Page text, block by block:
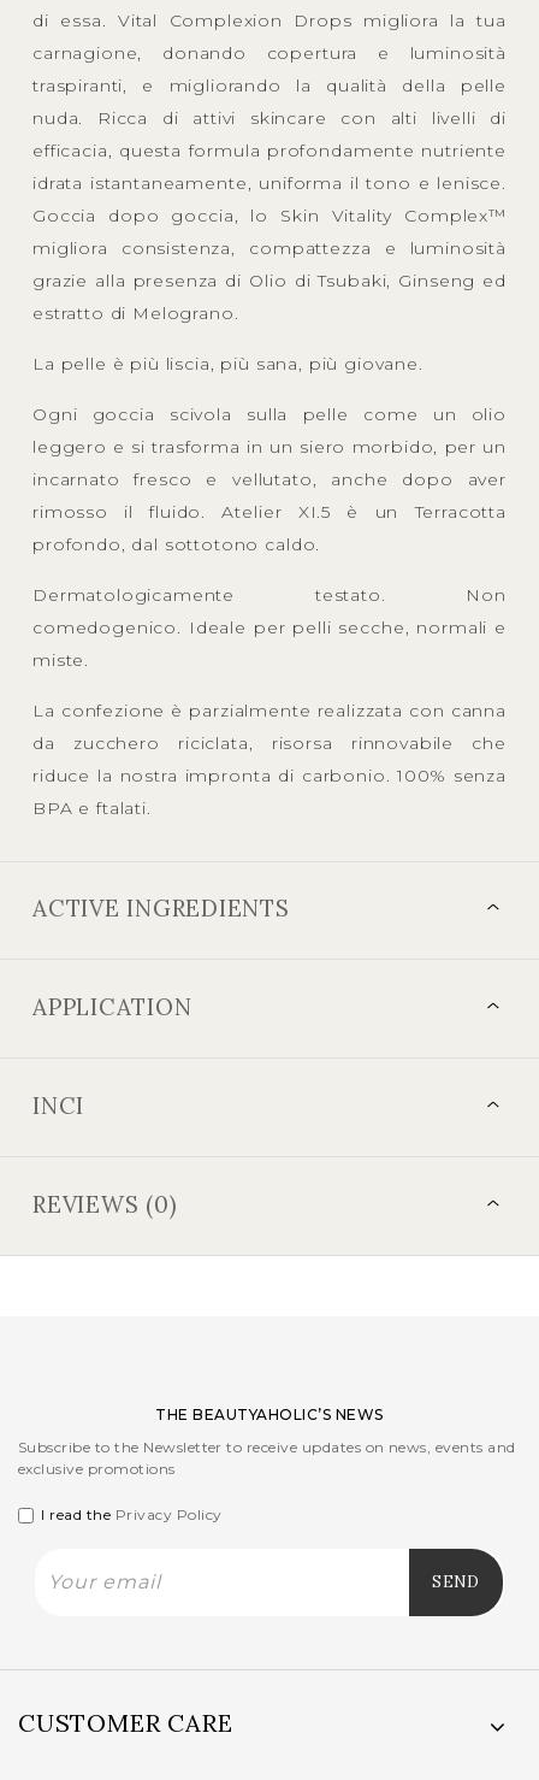
di essa. Vital Complexion Drops migliora la tua
carnagione, donando copertura e luminosità
traspiranti, e migliorando la qualità della pelle
nuda. Ricca di attivi skincare con alti livelli di
efficacia, questa formula profondamente nutriente
idrata istantaneamente, uniforma il tono e lenisce.
Goccia dopo goccia, lo Skin Vitality Complex™
migliora consistenza, compattezza e luminosità
grazie alla presenza di Olio di Tsubaki, Ginseng ed
estratto di Melograno.
La pelle è più liscia, più sana, più giovane.
Ogni goccia scivola sulla pelle come un olio
leggero e si trasforma in un siero morbido, per un
incarnato fresco e vellutato, anche dopo aver
rimosso il fluido. Atelier XI.5 è un Terracotta
profondo, dal sottotono caldo.
Dermatologicamente testato. Non
comedogenico. Ideale per pelli secche, normali e
miste.
La confezione è parzialmente realizzata con canna
da zucchero riciclata, risorsa rinnovabile che
riduce la nostra impronta di carbonio. 100% senza
BPA e ftalati.
ACTIVE INGREDIENTS
APPLICATION
INCI
REVIEWS (0)
THE BEAUTYAHOLIC’S NEWS
Subscribe to the Newsletter to receive updates on news, events and
exclusive promotions
I read the Privacy Policy
CUSTOMER CARE